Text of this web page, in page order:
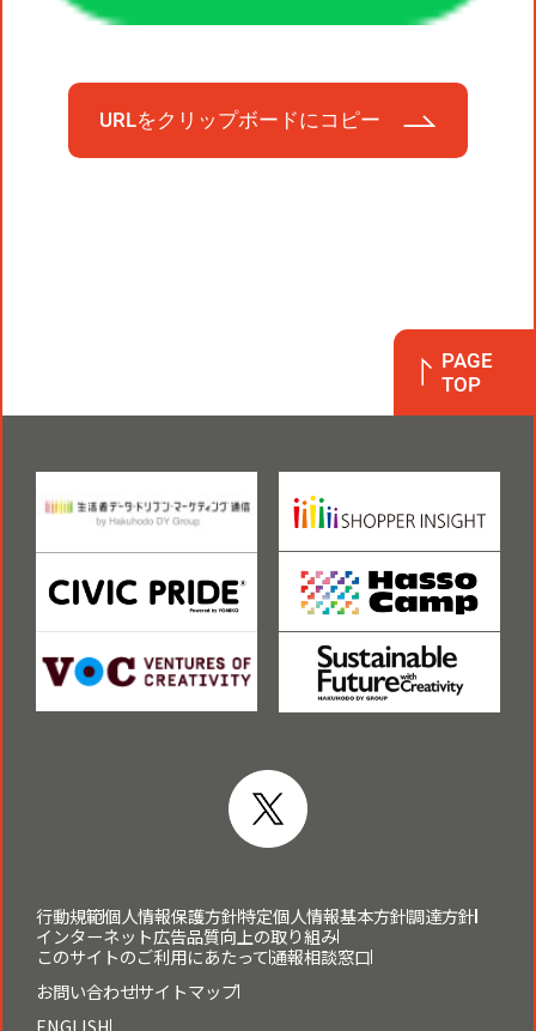
URLをクリップボードにコピー
PAGE
TOP
行動規範個人情報保護方針特定個人情報基本方針調達方針
インターネット広告品質向上の取り組み
このサイトのご利用にあたって通報相談窓口
お問い合わせサイトマップ
ENGLISH